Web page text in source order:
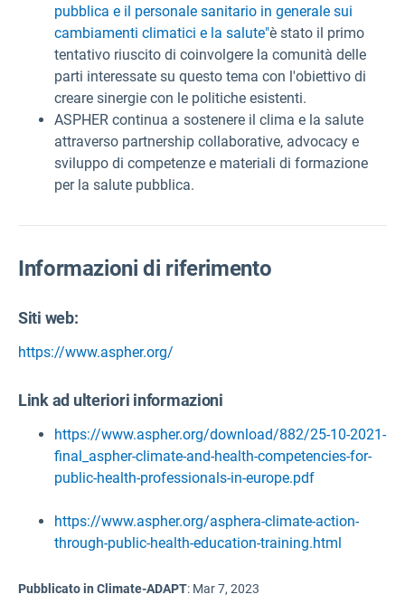
pubblica e il personale sanitario in generale sui
cambiamenti climatici e la salute"è stato il primo
tentativo riuscito di coinvolgere la comunità delle
parti interessate su questo tema con l'obiettivo di
creare sinergie con le politiche esistenti.
ASPHER continua a sostenere il clima e la salute
attraverso partnership collaborative, advocacy e
sviluppo di competenze e materiali di formazione
per la salute pubblica.
Informazioni di riferimento
Siti web:
https://www.aspher.org/
Link ad ulteriori informazioni
https://www.aspher.org/download/882/25-10-2021-
final_aspher-climate-and-health-competencies-for-
public-health-professionals-in-europe.pdf
https://www.aspher.org/asphera-climate-action-
through-public-health-education-training.html
Pubblicato in Climate-ADAPT: Mar 7, 2023